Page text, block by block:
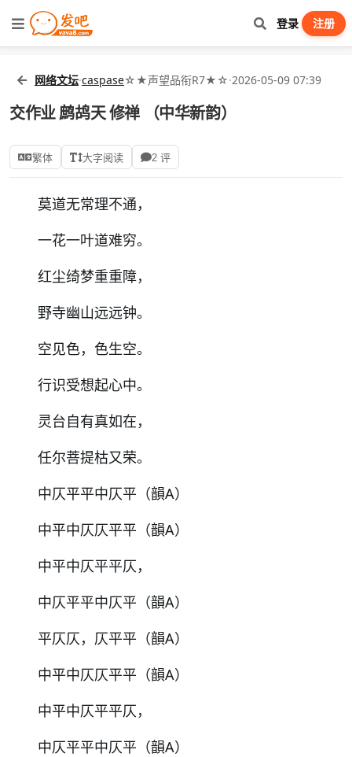
登录 注册
网络文坛·caspase☆★声望品衔R7★☆·2026-05-09 07:39
交作业 鹧鸪天 修禅 （中华新韵）
繁体 大字阅读 2 评
莫道无常理不通，
一花一叶道难穷。
红尘绮梦重重障，
野寺幽山远远钟。
空见色，色生空。
行识受想起心中。
灵台自有真如在，
任尔菩提枯又荣。
中仄平平中仄平（韻A）
中平中仄仄平平（韻A）
中平中仄平平仄，
中仄平平中仄平（韻A）
平仄仄，仄平平（韻A）
中平中仄仄平平（韻A）
中平中仄平平仄，
中仄平平中仄平（韻A）